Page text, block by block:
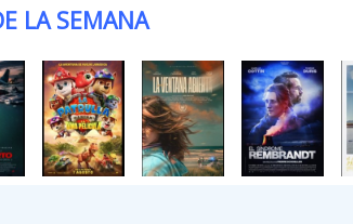
LA SEMANA